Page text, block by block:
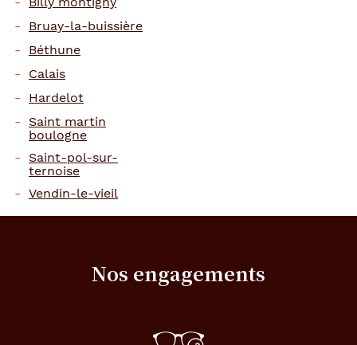
Bruay-la-buissière
Béthune
Calais
Hardelot
Saint martin
boulogne
Saint-pol-sur-
ternoise
Vendin-le-vieil
Nos engagements